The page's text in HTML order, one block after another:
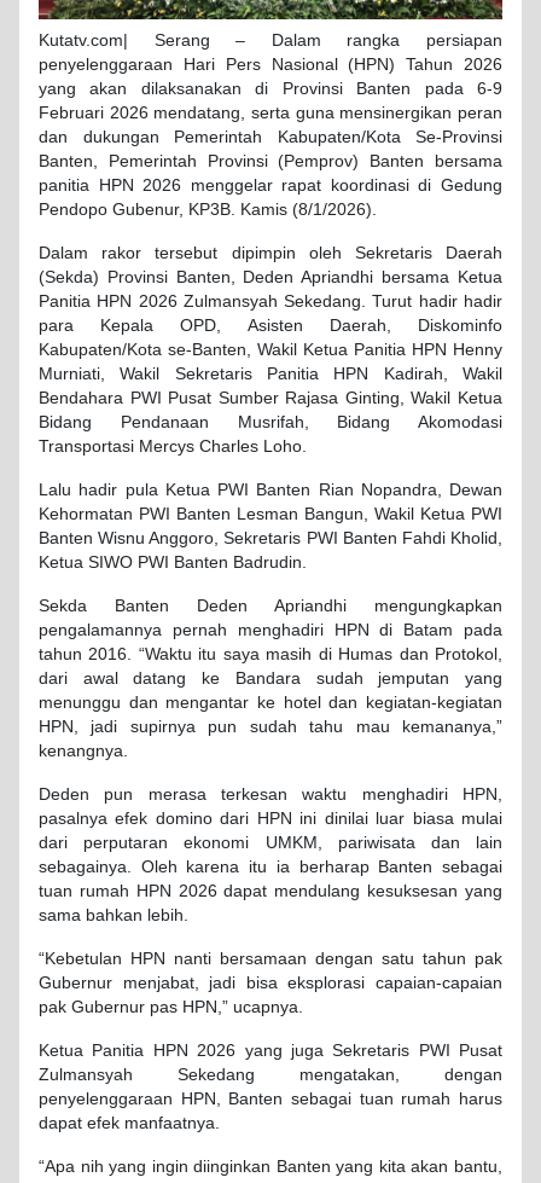
Kutatv.com| Serang – Dalam rangka persiapan
penyelenggaraan Hari Pers Nasional (HPN) Tahun 2026
yang akan dilaksanakan di Provinsi Banten pada 6-9
Februari 2026 mendatang, serta guna mensinergikan peran
dan dukungan Pemerintah Kabupaten/Kota Se-Provinsi
Banten, Pemerintah Provinsi (Pemprov) Banten bersama
panitia HPN 2026 menggelar rapat koordinasi di Gedung
Pendopo Gubenur, KP3B. Kamis (8/1/2026).
Dalam rakor tersebut dipimpin oleh Sekretaris Daerah
(Sekda) Provinsi Banten, Deden Apriandhi bersama Ketua
Panitia HPN 2026 Zulmansyah Sekedang. Turut hadir hadir
para Kepala OPD, Asisten Daerah, Diskominfo
Kabupaten/Kota se-Banten, Wakil Ketua Panitia HPN Henny
Murniati, Wakil Sekretaris Panitia HPN Kadirah, Wakil
Bendahara PWI Pusat Sumber Rajasa Ginting, Wakil Ketua
Bidang Pendanaan Musrifah, Bidang Akomodasi
Transportasi Mercys Charles Loho.
Lalu hadir pula Ketua PWI Banten Rian Nopandra, Dewan
Kehormatan PWI Banten Lesman Bangun, Wakil Ketua PWI
Banten Wisnu Anggoro, Sekretaris PWI Banten Fahdi Kholid,
Ketua SIWO PWI Banten Badrudin.
Sekda Banten Deden Apriandhi mengungkapkan
pengalamannya pernah menghadiri HPN di Batam pada
tahun 2016. “Waktu itu saya masih di Humas dan Protokol,
dari awal datang ke Bandara sudah jemputan yang
menunggu dan mengantar ke hotel dan kegiatan-kegiatan
HPN, jadi supirnya pun sudah tahu mau kemananya,”
kenangnya.
Deden pun merasa terkesan waktu menghadiri HPN,
pasalnya efek domino dari HPN ini dinilai luar biasa mulai
dari perputaran ekonomi UMKM, pariwisata dan lain
sebagainya. Oleh karena itu ia berharap Banten sebagai
tuan rumah HPN 2026 dapat mendulang kesuksesan yang
sama bahkan lebih.
“Kebetulan HPN nanti bersamaan dengan satu tahun pak
Gubernur menjabat, jadi bisa eksplorasi capaian-capaian
pak Gubernur pas HPN,” ucapnya.
Ketua Panitia HPN 2026 yang juga Sekretaris PWI Pusat
Zulmansyah Sekedang mengatakan, dengan
penyelenggaraan HPN, Banten sebagai tuan rumah harus
dapat efek manfaatnya.
“Apa nih yang ingin diinginkan Banten yang kita akan bantu,